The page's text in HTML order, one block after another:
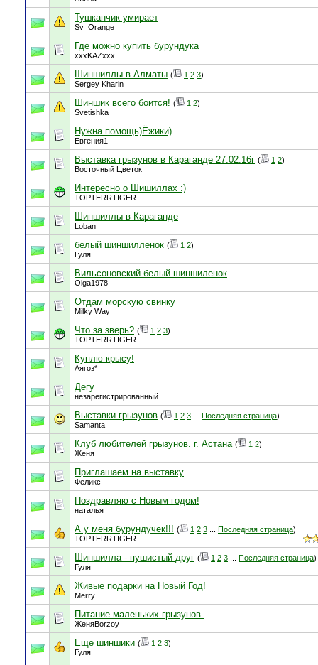
Тушканчик умирает
Sv_Orange
Где можно купить бурундука
xxxKAZxxx
Шиншиллы в Алматы ( 1 2 3)
Sergey Kharin
Шиншик всего боится! ( 1 2)
Svetishka
Нужна помощь)Ёжики)
Евгения1
Выставка грызунов в Караганде 27.02.16г ( 1 2)
Восточный Цветок
Интересно о Шишиллах :)
TOPTERRTIGER
Шиншиллы в Караганде
Loban
белый шиншилленок ( 1 2)
Гуля
Вильсоновский белый шиншиленок
Olga1978
Отдам морскую свинку
Milky Way
Что за зверь? ( 1 2 3)
TOPTERRTIGER
Куплю крысу!
Аягоз*
Дегу
незарегистрированный
Выставки грызунов ( 1 2 3 Последняя страница)
Samanta
Клуб любителей грызунов. г. Астана ( 1 2)
Женя
Приглашаем на выставку
Феликс
Поздравляю с Новым годом!
наталья
А у меня бурундучек!!! ( 1 2 3 Последняя страница)
TOPTERRTIGER
Шиншилла - пушистый друг ( 1 2 3 Последняя страница)
Гуля
Живые подарки на Новый Год!
Merry
Питание маленьких грызунов.
ЖеняBorzoy
Еще шиншики ( 1 2 3)
Гуля